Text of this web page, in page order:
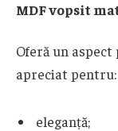
MDF vopsit
Oferă un
apreciat pentru:
eleganță;